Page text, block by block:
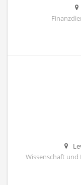
Wissenschaft